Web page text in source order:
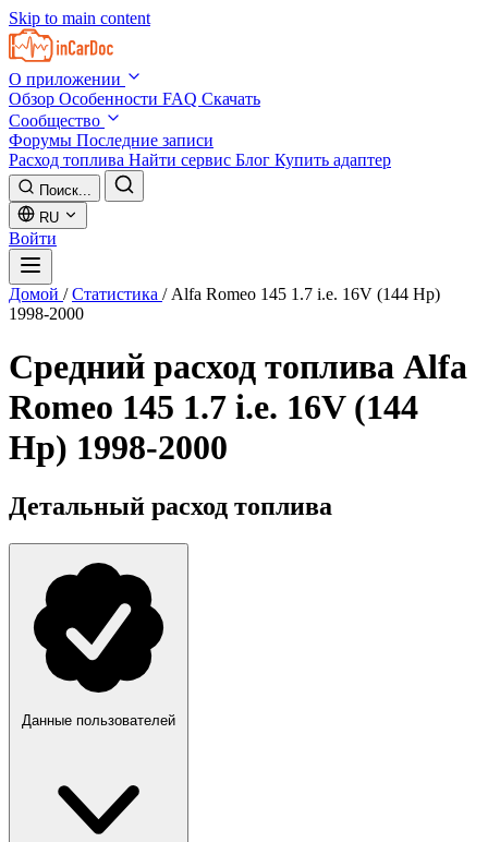
Skip to main content
О приложении
Обзор Особенности FAQ Скачать
Сообщество
Форумы Последние записи
Расход топлива Найти сервис Блог Купить адаптер
Поиск...
RU
Войти
Домой / Статистика / Alfa Romeo 145 1.7 i.e. 16V (144 Hp)
1998-2000
Средний расход топлива Alfa
Romeo 145 1.7 i.e. 16V (144
Hp) 1998-2000
Детальный расход топлива
Данные пользователей